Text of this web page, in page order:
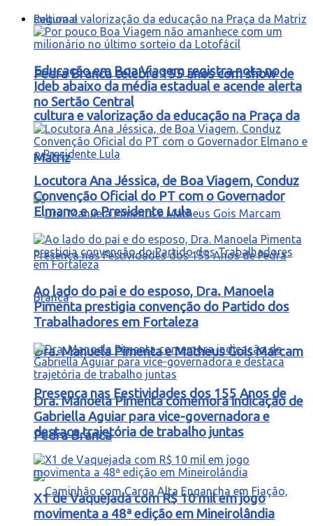
Pedra Branca celebra 155 anos com show de
cultura e valorização da educação na Praça da
Matriz
Dra. Manuela Pimenta e Matheus Gois Marcam
Presença nas Festividades dos 155 Anos de
Pedra Branca
Regional
Educação em Boa Viagem registra nota no
Ideb abaixo da média estadual e acende alerta
no Sertão Central
Locutora Ana Jéssica, de Boa Viagem, Conduz
Convenção Oficial do PT com o Governador
Elmano e o Presidente Lula
Ao lado do pai e do esposo, Dra. Manoela
Pimenta prestigia convenção do Partido dos
Trabalhadores em Fortaleza
Dra. Manoela Pimenta comemora indicação de
Gabriella Aguiar para vice-governadora e
destaca trajetória de trabalho juntas
X1 de Vaquejada com R$ 10 mil em jogo
movimenta a 48ª edição em Mineirolândia